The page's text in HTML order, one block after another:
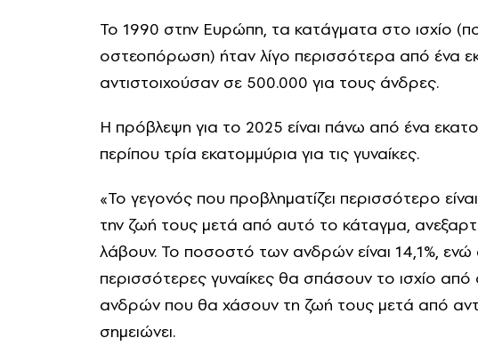
Το 1990 στην Ευρώπη, τα κατάγματα στο ισχίο
οστεοπόρωση) ήταν λίγο περισσότερα από ένα
αντιστοιχούσαν σε 500.000 για τους άνδρες.
Η πρόβλεψη για το 2025 είναι πάνω από ένα
περίπου τρία εκατομμύρια για τις γυναίκες.
«Το γεγονός που προβληματίζει περισσότερο
την ζωή τους μετά από αυτό το κάταγμα,
λάβουν. Το ποσοστό των ανδρών είναι 14,1%, ενώ
περισσότερες γυναίκες θα σπάσουν το ισχίο
ανδρών που θα χάσουν τη ζωή τους μετά από
σημειώνει.